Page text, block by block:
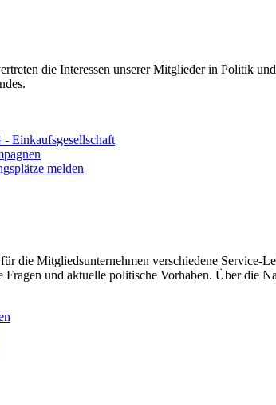
die Interessen unserer Mitglieder in Politik
Einkaufsgesellschaft
melden
die Mitgliedsunternehmen verschiedene Service-
Fragen und aktuelle politische Vorhaben. Über die